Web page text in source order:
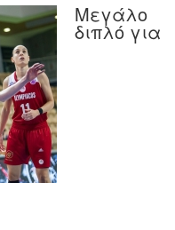
Μεγάλο
διπλό για